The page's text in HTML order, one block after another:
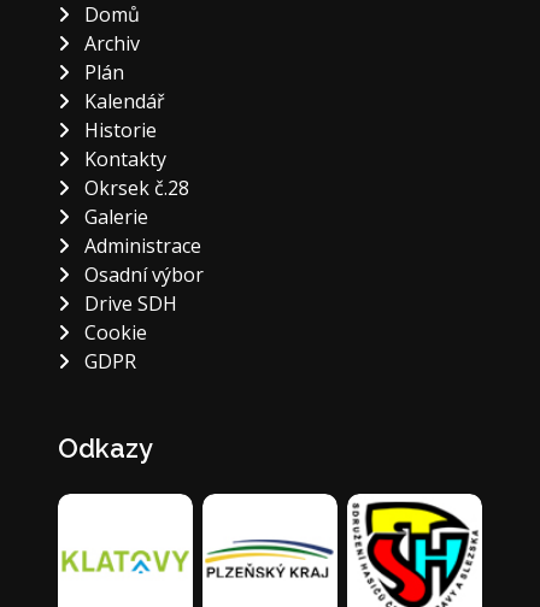
Domů
Archiv
Plán
Kalendář
Historie
Kontakty
Okrsek č.28
Galerie
Administrace
Osadní výbor
Drive SDH
Cookie
GDPR
Odkazy